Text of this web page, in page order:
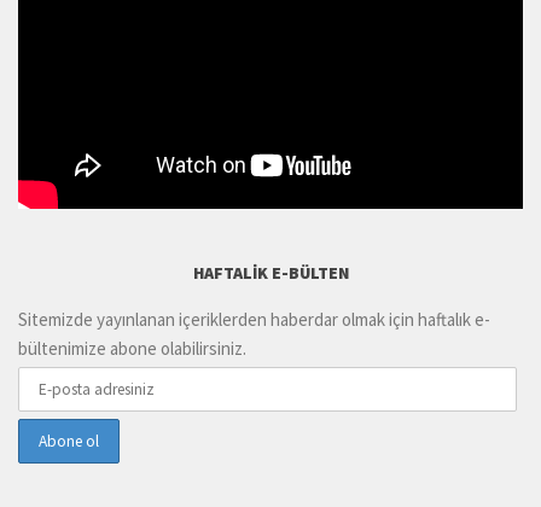
HAFTALIK E-BÜLTEN
Sitemizde yayınlanan içeriklerden haberdar olmak için haftalık e-
bültenimize abone olabilirsiniz.